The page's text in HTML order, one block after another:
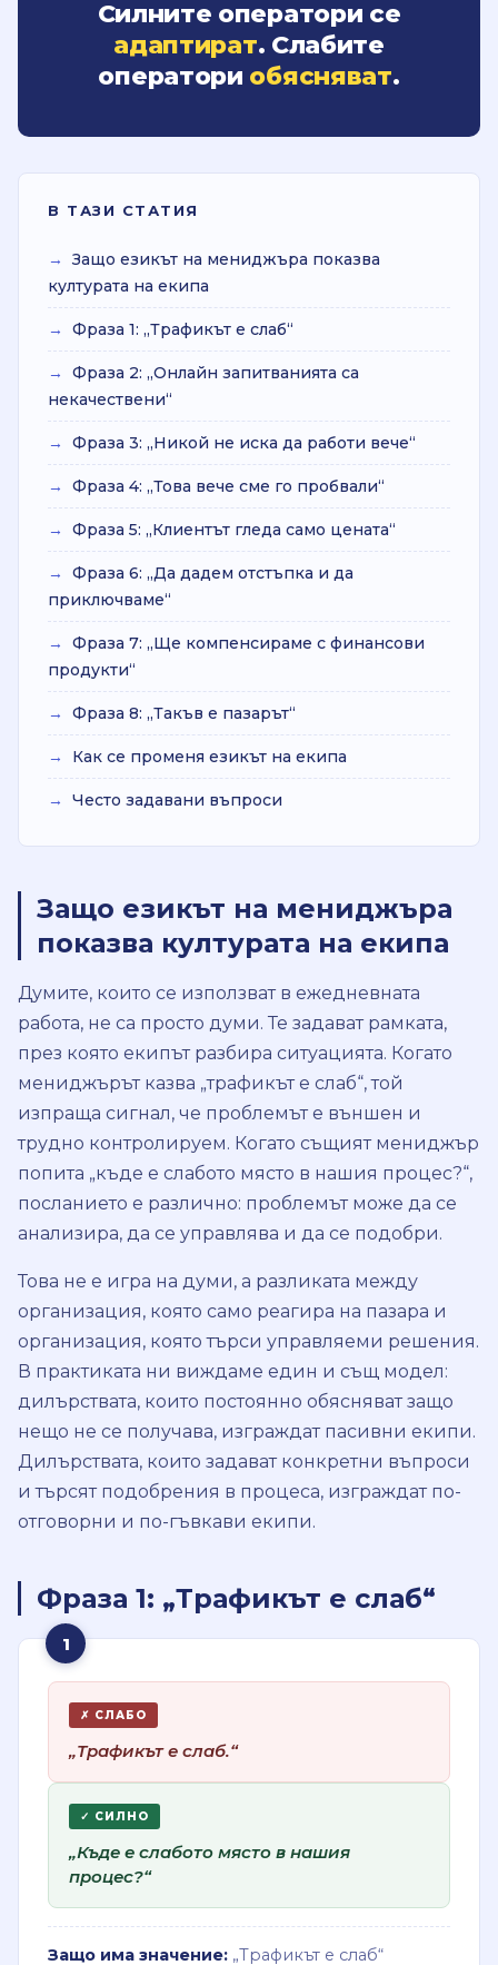
Силните оператори се
адаптират. Слабите
оператори обясняват.
В ТАЗИ СТАТИЯ
→
Защо езикът на мениджъра показва
културата на екипа
→ Фраза 1: „Трафикът е слаб“
→
Фраза 2: „Онлайн запитванията са
некачествени“
→ Фраза 3: „Никой не иска да работи вече“
→ Фраза 4: „Това вече сме го пробвали“
→ Фраза 5: „Клиентът гледа само цената“
→
Фраза 6: „Да дадем отстъпка и да
приключваме“
→
Фраза 7: „Ще компенсираме с финансови
продукти“
→ Фраза 8: „Такъв е пазарът“
→ Как се променя езикът на екипа
→ Често задавани въпроси
Защо езикът на мениджъра
показва културата на екипа
Думите, които се използват в ежедневната
работа, не са просто думи. Те задават рамката,
през която екипът разбира ситуацията. Когато
мениджърът казва „трафикът е слаб“, той
изпраща сигнал, че проблемът е външен и
трудно контролируем. Когато същият мениджър
попита „къде е слабото място в нашия процес?“,
посланието е различно: проблемът може да се
анализира, да се управлява и да се подобри.
Това не е игра на думи, а разликата между
организация, която само реагира на пазара и
организация, която търси управляеми решения.
В практиката ни виждаме един и същ модел:
дилърствата, които постоянно обясняват защо
нещо не се получава, изграждат пасивни екипи.
Дилърствата, които задават конкретни въпроси
и търсят подобрения в процеса, изграждат по-
отговорни и по-гъвкави екипи.
Фраза 1: „Трафикът е слаб“
1
✗ СЛАБО
„Трафикът е слаб.“
✓ СИЛНО
„Къде е слабото място в нашия
процес?“
Защо има значение: „Трафикът е слаб“